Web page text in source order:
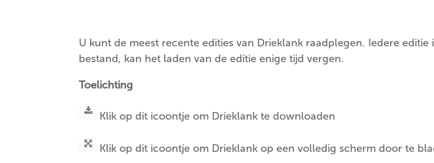
U kunt de meest recente edities van Drieklank raadplegen. Iedere
bestand, kan het laden van de editie enige tijd vergen.
Toelichting
Klik op dit icoontje om Drieklank te downloaden
Klik op dit icoontje om Drieklank op een volledig scherm door te